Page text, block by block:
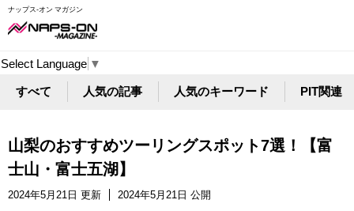
ナップス-オン マガジン
Select Language ▼
すべて 人気の記事 人気のキーワード PIT関連
山梨のおすすめツーリングスポット7選！【富
士山・富士五湖】
2024年5月21日 更新 2024年5月21日 公開